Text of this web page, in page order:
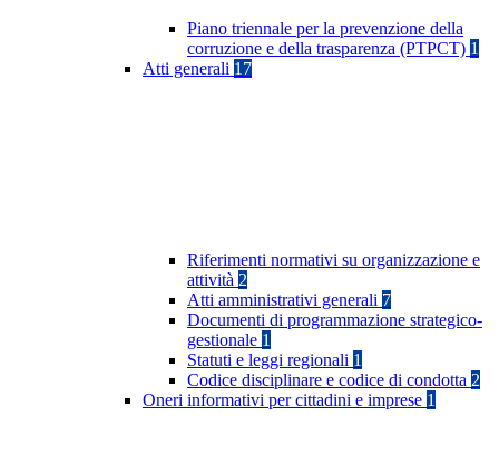
Piano triennale per la prevenzione della
corruzione e della trasparenza (PTPCT) 1
Atti generali 17
Riferimenti normativi su organizzazione e
attività 2
Atti amministrativi generali 7
Documenti di programmazione strategico-
gestionale 1
Statuti e leggi regionali 1
Codice disciplinare e codice di condotta 2
Oneri informativi per cittadini e imprese 1